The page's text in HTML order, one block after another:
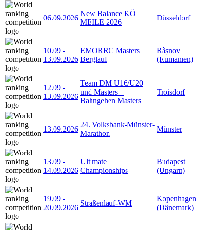
06.09.2026
New Balance KÖ
MEILE 2026
Düsseldorf
10.09 -
13.09.2026
EMORRC Masters
Berglauf
Râșnov
(Rumänien)
12.09 -
13.09.2026
Team DM U16/U20
und Masters +
Bahngehen Masters
Troisdorf
13.09.2026
24. Volksbank-Münster-
Marathon
Münster
13.09 -
14.09.2026
Ultimate
Championships
Budapest
(Ungarn)
19.09 -
20.09.2026
Straßenlauf-WM
Kopenhagen
(Dänemark)